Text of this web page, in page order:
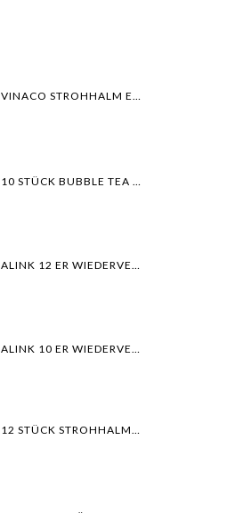
VINACO STROHHALM EDELSTAHL MILCHSHAKE STROHHALME, 216MM & 266MM LANG X 10MM DURCHMESSER BREIT STROHHALME FÜR SMOOTHIE, MILCHSHAKE, DICKE GETRÄNKE, 6ER-PACK METALL STROHHALME WIEDERVERWENDBAR
10 STÜCK BUBBLE TEA STROHHALME,WIEDERVERWENDBARE PLASTIK STROHHALME,SPITZES DESIGN,FARBIGE DICKE STROHHALME MIT 2 REINIGUNGSBÜRSTEN FÜR SMOOTHIE SÄFTE
ALINK 12 ER WIEDERVERWENDBARE BOBA PLASTIK STROHHALME, SPITZES DESIGN, BUBBLE TEA STROHHALME,26CM LANGE FARBIGE SMOOTHIE-STROHHALME MIT 2 REINIGUNGSBÜRSTEN
ALINK 10 ER WIEDERVERWENDBARE BOBA PLASTIK STROHHALME, SPITZES DESIGN, 10.5 ZOLL LANGE FARBIGE SMOOTHIE-STROHHALME MIT 2 REINIGUNGSBÜRSTEN
12 STÜCK STROHHALME WIEDERVERWENDBARE BUBBLE TEA MIT 2 REINIGUNGSBÜRSTEN, FARBIGE SPITZES DICKE TRINKHALME PLASTIK, GEEIGNET FÜR ALLE ARTEN VON SMOOTHIE MILCHSHAKES (13MM×25.5CM)